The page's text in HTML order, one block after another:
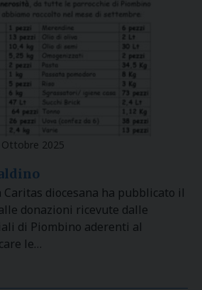
Ottobre 2025
Caritas diocesana ha pubblicato il
donazioni ricevute dalle
di Piombino aderenti al
le…